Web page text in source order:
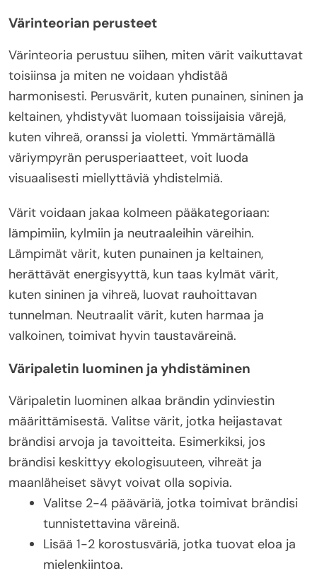
Värinteorian perusteet
Värinteoria perustuu siihen, miten värit vaikuttavat
toisiinsa ja miten ne voidaan yhdistää
harmonisesti. Perusvärit, kuten punainen, sininen ja
keltainen, yhdistyvät luomaan toissijaisia värejä,
kuten vihreä, oranssi ja violetti. Ymmärtämällä
väriympyrän perusperiaatteet, voit luoda
visuaalisesti miellyttäviä yhdistelmiä.
Värit voidaan jakaa kolmeen pääkategoriaan:
lämpimiin, kylmiin ja neutraaleihin väreihin.
Lämpimät värit, kuten punainen ja keltainen,
herättävät energisyyttä, kun taas kylmät värit,
kuten sininen ja vihreä, luovat rauhoittavan
tunnelman. Neutraalit värit, kuten harmaa ja
valkoinen, toimivat hyvin taustaväreinä.
Väripaletin luominen ja yhdistäminen
Väripaletin luominen alkaa brändin ydinviestin
määrittämisestä. Valitse värit, jotka heijastavat
brändisi arvoja ja tavoitteita. Esimerkiksi, jos
brändisi keskittyy ekologisuuteen, vihreät ja
maanläheiset sävyt voivat olla sopivia.
Valitse 2-4 pääväriä, jotka toimivat brändisi
tunnistettavina väreinä.
Lisää 1-2 korostusväriä, jotka tuovat eloa ja
mielenkiintoa.